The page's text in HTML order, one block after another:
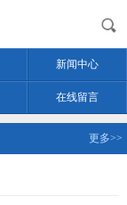
新闻中心
在线留言
更多>>